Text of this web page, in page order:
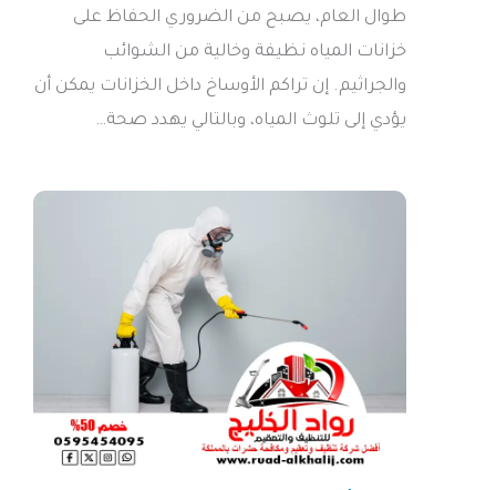
طوال العام، يصبح من الضروري الحفاظ على
خزانات المياه نظيفة وخالية من الشوائب
والجراثيم. إن تراكم الأوساخ داخل الخزانات يمكن أن
يؤدي إلى تلوث المياه، وبالتالي يهدد صحة…